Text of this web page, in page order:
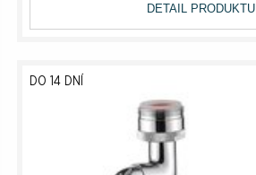
DETAIL PRODUKTU
DO 14 DNÍ